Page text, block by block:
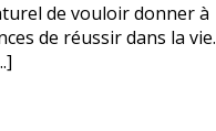
de vouloir donner à
de réussir dans la vie.